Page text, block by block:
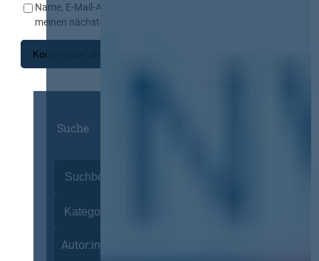
Name, E-Mail-Adresse und Website in diesem Browser für
meinen nächsten Kommentar speichern.
Suche
Autor:innen